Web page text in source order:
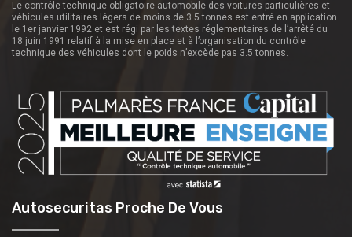
Le contrôle technique obligatoire automobile des voitures particulières et
véhicules utilitaires légers de moins de 3.5 tonnes est entré en application
le 1er janvier 1992 et est régi par les textes réglementaires de l’arrêté du
18 juin 1991 relatif à la mise en place et à l’organisation du contrôle
technique des véhicules dont le poids n’excède pas 3.5 tonnes.
Autosecuritas Proche De Vous